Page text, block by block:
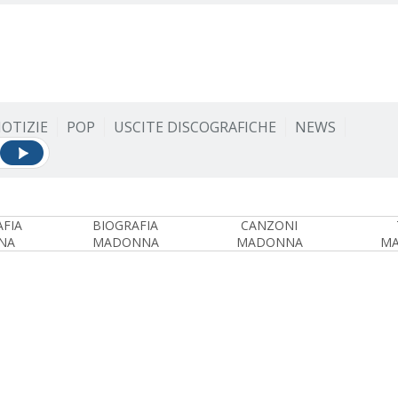
POP USCITE DISCOGRAFICHE NEWS
BIOGRAFIA
MADONNA
CANZONI
MADONNA